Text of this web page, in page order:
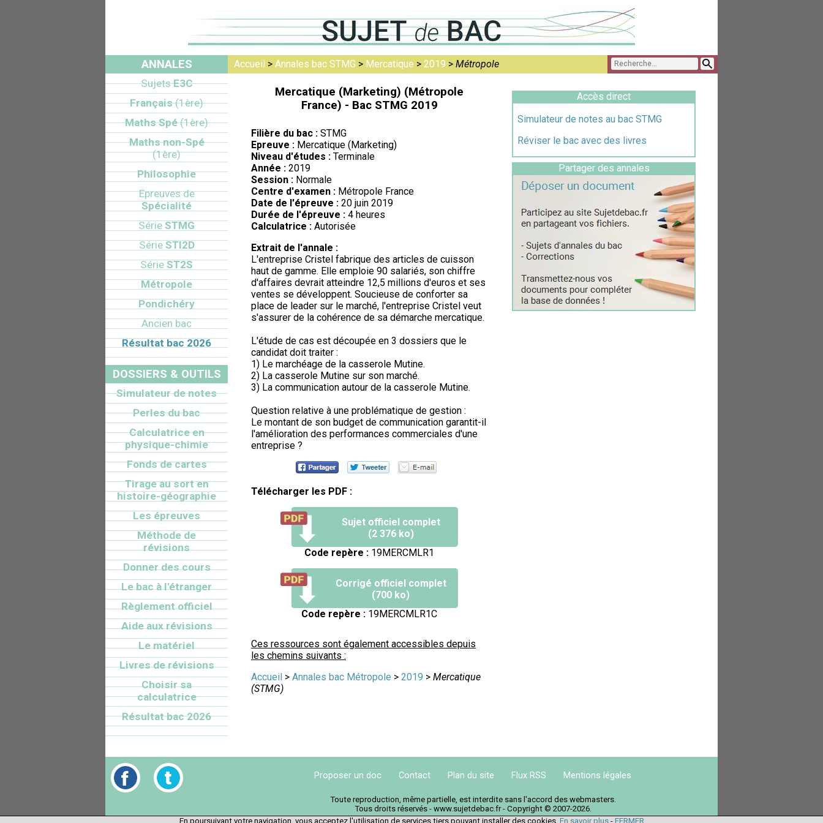
Accueil > Annales bac STMG > Mercatique > 2019 > Métropole
Mercatique (Marketing) (Métropole
France) - Bac STMG 2019
Filière du bac : STMG
Epreuve : Mercatique (Marketing)
Niveau d'études : Terminale
Année : 2019
Session : Normale
Centre d'examen : Métropole France
Date de l'épreuve : 20 juin 2019
Durée de l'épreuve : 4 heures
Calculatrice : Autorisée
Extrait de l'annale :
L'entreprise Cristel fabrique des articles de cuisson
haut de gamme. Elle emploie 90 salariés, son chiffre
d'affaires devrait atteindre 12,5 millions d'euros et ses
ventes se développent. Soucieuse de conforter sa
place de leader sur le marché, l'entreprise Cristel veut
s'assurer de la cohérence de sa démarche mercatique.
L'étude de cas est découpée en 3 dossiers que le
candidat doit traiter :
1) Le marchéage de la casserole Mutine.
2) La casserole Mutine sur son marché.
3) La communication autour de la casserole Mutine.
Question relative à une problématique de gestion :
Le montant de son budget de communication garantit-il
l'amélioration des performances commerciales d'une
entreprise ?
Télécharger les PDF :
Sujet officiel complet
(2 376 ko)
Code repère : 19MERCMLR1
Corrigé officiel complet
(700 ko)
Code repère : 19MERCMLR1C
Ces ressources sont également accessibles depuis
les chemins suivants :
Accueil > Annales bac Métropole > 2019 > Mercatique
(STMG)
Accès direct
Simulateur de notes au bac STMG
Réviser le bac avec des livres
Partager des annales
ANNALES
SujetsE3C
Français(1ère)
Maths Spé(1ère)
Maths non-Spé
(1ère)
Philosophie
Epreuves de
Spécialité
Série STMG
SérieSTI2D
Série ST2S
Métropole
Pondichéry
Ancien bac
Résultat bac 2026
DOSSIERS & OUTILS
Simulateur de notes
Perles du bac
Calculatrice en
physique-chimie
Fonds de cartes
Tirage au sort en
histoire-géographie
Les épreuves
Méthode de
révisions
Donner des cours
Le bac à l'étranger
Règlement officiel
Aide aux révisions
Le matériel
Livres de révisions
Choisir sa
calculatrice
Résultat bac 2026
Proposer un doc Contact Plan du site Flux RSS Mentions légales
Toute reproduction, même partielle, est interdite sans l'accord des webmasters.
Tous droits réservés - www.sujetdebac.fr - Copyright © 2007-2026.
En poursuivant votre navigation, vous acceptez l'utilisation de services tiers pouvant installer des cookies. En savoir plus- FERMER